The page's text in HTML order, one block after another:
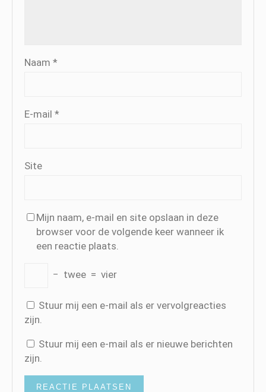
Naam *
E-mail *
Site
Mijn naam, e-mail en site opslaan in deze
browser voor de volgende keer wanneer ik
een reactie plaats.
− twee = vier
Stuur mij een e-mail als er vervolgreacties
zijn.
Stuur mij een e-mail als er nieuwe berichten
zijn.